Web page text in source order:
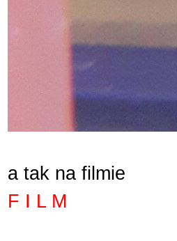
a tak na filmie
F I L M